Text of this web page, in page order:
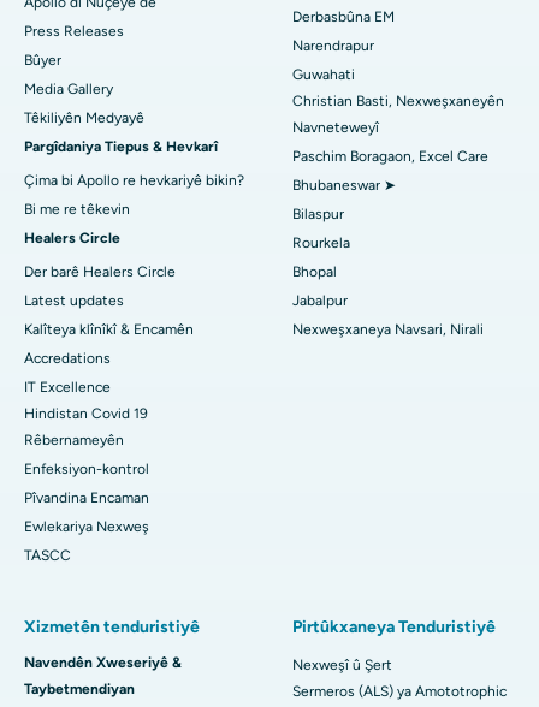
Nexweşxaneya herî baş li KK Nagar, Madurai
Nexweşxaneya çêtirîn li Ramji Nagar, Nellore
Nexweşxaneya çêtirîn li Sektora-19, Rourkela
Nexweşxaneya Penceşêrê ya Jinan a Herî Baş li Başûrê Delhiyê
Press Releases
Bûyer
Media Gallery
Têkiliyên Medyayê
Pargîdaniya Tiepus & Hevkarî
Çima bi Apollo re hevkariyê bikin?
Bi me re têkevin
Healers Circle
Der barê Healers Circle
Latest updates
Kalîteya klînîkî & Encamên
Accredations
IT Excellence
Hindistan Covid 19
Rêbernameyên
Enfeksiyon-kontrol
Pîvandina Encaman
Ewlekariya Nexweş
TASCC
Derbasbûna EM
Narendrapur
Guwahati
Christian Basti, Nexweşxaneyên
Navneteweyî
Paschim Boragaon, Excel Care
Bhubaneswar ➤
Bilaspur
Rourkela
Bhopal
Jabalpur
Nexweşxaneya Navsari, Nirali
Xizmetên tenduristiyê
Navendên Xweseriyê &
Taybetmendiyan
Pirtûkxaneya Tenduristiyê
Nexweşî û Şert
Sermeros (ALS) ya Amototrophic